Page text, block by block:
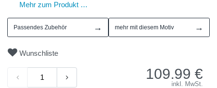
Mehr zum Produkt …
Passendes Zubehör → mehr mit diesem Motiv →
Wunschliste
109.99 €
inkl. MwSt.